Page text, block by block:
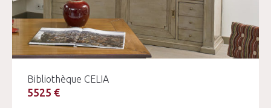
Bibliothèque CELIA
5525 €